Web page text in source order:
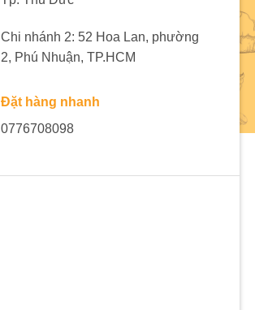
Chi nhánh 2: 52 Hoa Lan, phường
2, Phú Nhuận, TP.HCM
Đặt hàng nhanh
0776708098